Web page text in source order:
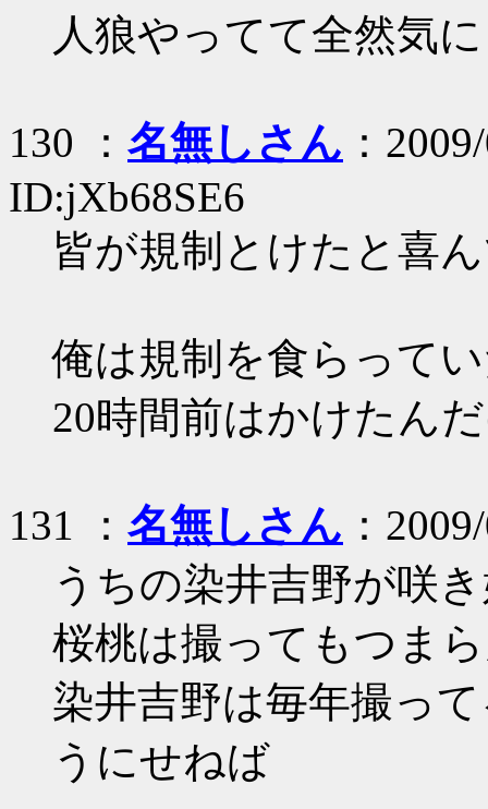
人狼やってて全然気
130 ： 名無しさん ：
ID:jXb68SE6
皆が規制とけたと喜
俺は規制を食らって
20時間前はかけたん
131 ： 名無しさん ：
うちの染井吉野が咲
桜桃は撮ってもつま
染井吉野は毎年撮っ
うにせねば